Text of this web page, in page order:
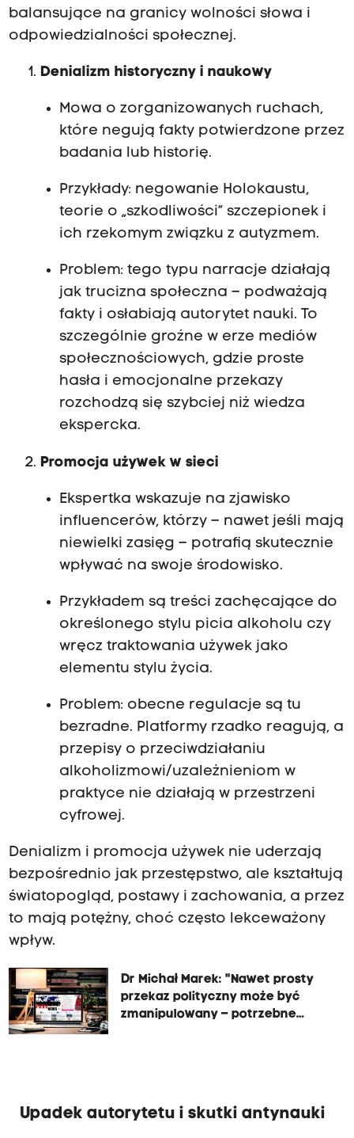
balansujące na granicy wolności słowa i
odpowiedzialności społecznej.
Denializm historyczny i naukowy
Mowa o zorganizowanych ruchach,
które negują fakty potwierdzone przez
badania lub historię.
Przykłady: negowanie Holokaustu,
teorie o „szkodliwości” szczepionek i
ich rzekomym związku z autyzmem.
Problem: tego typu narracje działają
jak trucizna społeczna – podważają
fakty i osłabiają autorytet nauki. To
szczególnie groźne w erze mediów
społecznościowych, gdzie proste
hasła i emocjonalne przekazy
rozchodzą się szybciej niż wiedza
ekspercka.
Promocja używek w sieci
Ekspertka wskazuje na zjawisko
influencerów, którzy – nawet jeśli mają
niewielki zasięg – potrafią skutecznie
wpływać na swoje środowisko.
Przykładem są treści zachęcające do
określonego stylu picia alkoholu czy
wręcz traktowania używek jako
elementu stylu życia.
Problem: obecne regulacje są tu
bezradne. Platformy rzadko reagują, a
przepisy o przeciwdziałaniu
alkoholizmowi/uzależnieniom w
praktyce nie działają w przestrzeni
cyfrowej.
Denializm i promocja używek nie uderzają
bezpośrednio jak przestępstwo, ale kształtują
światopogląd, postawy i zachowania, a przez
to mają potężny, choć często lekceważony
wpływ.
Dr Michał Marek: "Nawet prosty
przekaz polityczny może być
zmanipulowany – potrzebne
Upadek autorytetu i skutki antynauki